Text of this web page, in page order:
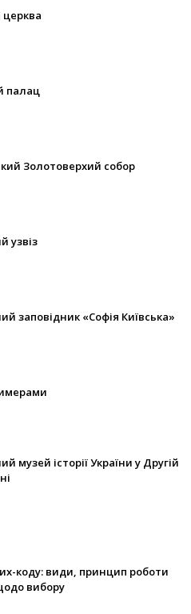
церква
палац
Золотоверхий собор
узвіз
заповідник «Софія Київська»
музей історії України у Другій
коду: види, принцип роботи
вибору